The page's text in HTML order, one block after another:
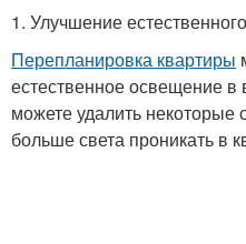
1. Улучшение
Перепланировка квартиры
естественное освещение
можете удалить некоторые
больше света проникать в